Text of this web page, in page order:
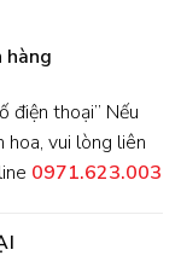
hàng
điện thoại” Nếu
hoa, vui lòng liên
0971.623.003